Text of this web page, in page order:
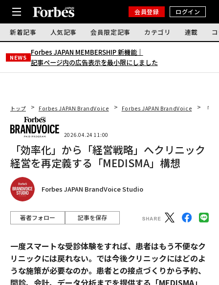
会員登録 ログイン
新着記事 人気記事 会員限定記事 カテゴリ 連載
NEWS
Forbes JAPAN MEMBERSHIP 新機能｜
記事ページ内の広告表示を最小限にしました
トップ Forbes JAPAN BrandVoice Forbes JAPAN BrandVoice 「
2026.04.24 11:00
「効率化」から「経営戦略」へクリニック
経営を再定義する「MEDISMA」構想
Forbes JAPAN BrandVoice Studio
著者フォロー 記事を保存
一度スマートな受診体験をすれば、患者はもう不便なク
リニックには戻れない。では今後クリニックにはどのよ
うな施策が必要なのか。患者との接点づくりから予約、
問診、会計、データ分析までを提供する「MEDISMA」